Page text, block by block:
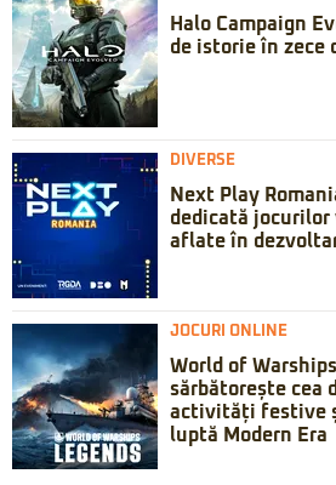
Halo Campaign
de istorie în zece
DIVERSE
Next Play
dedicată jocurilor
aflate în
JOCURI ONLINE
World of
sărbătorește cea
activități festive
luptă Modern Era